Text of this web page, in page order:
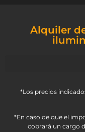
Alquiler
*Los precios
*En caso de que el
cobrará un cargo